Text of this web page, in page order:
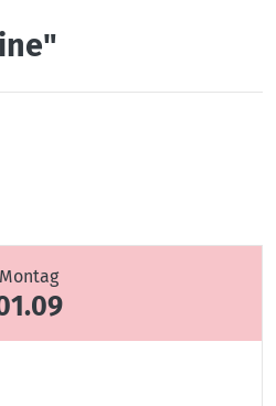
Montag